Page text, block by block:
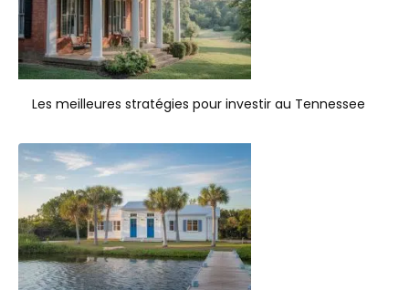
Les meilleures stratégies pour investir au Tennessee